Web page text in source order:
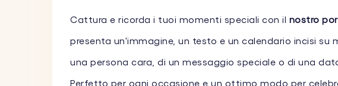
Cattura e ricorda i tuoi momenti speciali con il nostro
presenta un'immagine, un testo e un calendario incisi
una persona cara, di un messaggio speciale o di una
Perfetto per ogni occasione e un ottimo modo per